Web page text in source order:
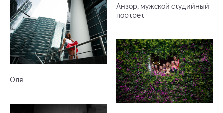
Анзор, мужской студийный
портрет
Оля